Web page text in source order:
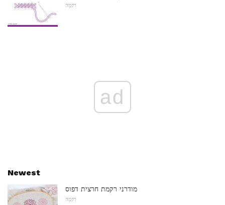
רִקמָה
ad
Newest
מודרני רקמת חרצית דפוס
רִקמָה